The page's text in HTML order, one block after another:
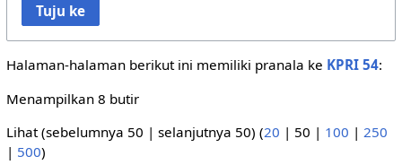
Tuju ke
Halaman-halaman berikut ini memiliki pranala ke KPRI 54:
Menampilkan 8 butir
Lihat (sebelumnya 50 | selanjutnya 50) (20 | 50 | 100 | 250
| 500)